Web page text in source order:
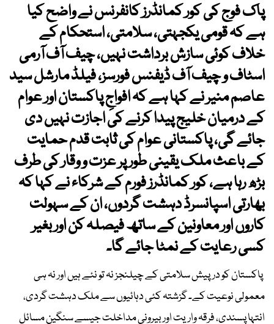
پاک فوج کی کور کمانڈرز کانفرنس نے واضح کیا
ہے کہ قومی یکجہتی، سلامتی، استحکام کے
خلاف کوئی سازش برداشت نہیں، چیف آف آرمی
اسٹاف و چیف آف ڈیفنس فورسز، فیلڈ مارشل سید
عاصم منیر نے کہا ہے کہ افواجِ پاکستان اور عوام
کے درمیان خلیج پیدا کرنے کی اجازت نہیں دی
جائے گی، پاکستانی عوام کی ثابت قدم حمایت
کے باعث ملک یقینی طور پر عزت و وقار کی طرف
بڑھ رہا ہے، کور کمانڈرز فورم کے شرکاء نے کہا کہ
بھارتی اسپانسرڈ دہشت گردوں، ان کے سہولت
کاروں اور معاونین کے ساتھ فیصلہ کن اور بغیر
کسی رعایت کے نمٹا جائے گا۔
پاکستان کو درپیش سلامتی کے چیلنجز نہ تو نئے ہیں اور نہ ہی
معمولی نوعیت کے۔ گزشتہ کئی دہائیوں سے ملک دہشت گردی،
انتہا پسندی، فرقہ واریت اور بیرونی مداخلت جیسے سنگین مسائل